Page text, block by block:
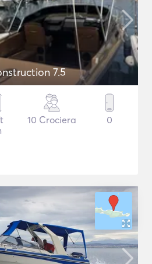
7.5
10 Crociera 0